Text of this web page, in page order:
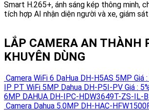
Smart H.265+, ánh sáng kép thông minh,
tích hợp AI nhận diện người và xe, giám
LẮP CAMERA AN THÀNH
KHUYÊN DÙNG
Camera WiFi 6 DaHua DH-H5AS 5MP Giá
IP PT WiFi 5MP Dahua DH-P5I-PV Giá :
6MP DAHUA DH-IPC-HDW3649T-ZS-IL-
Camera Dahua 5.0MP DH-HAC-